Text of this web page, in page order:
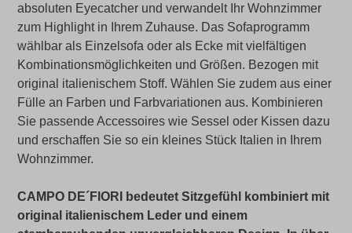
absoluten Eyecatcher und verwandelt Ihr Wohnzimmer
zum Highlight in Ihrem Zuhause. Das Sofaprogramm
wählbar als Einzelsofa oder als Ecke mit vielfältigen
Kombinationsmöglichkeiten und Größen. Bezogen mit
original italienischem Stoff. Wählen Sie zudem aus einer
Fülle an Farben und Farbvariationen aus. Kombinieren
Sie passende Accessoires wie Sessel oder Kissen dazu
und erschaffen Sie so ein kleines Stück Italien in Ihrem
Wohnzimmer.
CAMPO DE´FIORI bedeutet Sitzgefühl kombiniert mit
original italienischem Leder und einem